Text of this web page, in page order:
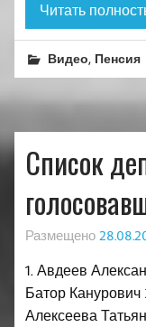
Читать
Видео, Пенсия
Список
Размещено
1. Авдеев
Батор
Алексеева